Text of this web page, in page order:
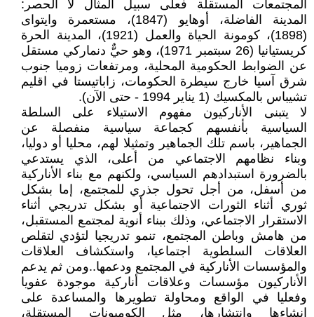
المجتمعات المستقلة فعلى سبيل المثال لا الحصر:
المدينة الفاضلة، أوهايو (1847)، مستعمرة وايتواى
(1898)، كومونة الحياة والعمل (1921)، المدينة الحرة
كريستيانيا (26 سبتمبر 1971)، وهو حيٌّ دنماركي مستقل
عن الضوابط الحكومية المحلية، ومرتفعات زوميا جنوب
شرق آسيا خارج سيطرة الحكومات، زاباتيستا في اقليم
تشيباس بالمكسيك (1 يناير 1994 - حتى الآن).
لا يتبنى الأناركيون مفهوم الاستيلاء على السلطة
السياسية بأنفسهم كجماعة سياسية منفصلة عن
الجماهير، باسم تلك الجماهير وتمثيلا لهم، محليا أو دوليا،
وبناء نظامهم الاجتماعي من أعلى، الذي يستدعي
بالضرورة استبدادهم السياسي، ولكنهم مع بناء الأناركية
من أسفل، من أجل تحول جذري للمجتمع، إما بشكل
ثوري أثناء الثورات الاجتماعية أو بشكل تدريجي أثناء
الاستقرار الاجتماعي، وذلك ببناء أنوية لمجتمع المستقبل،
من هامش وباطن المجتمع، تنمو تدريجيا لتؤدي لتقلص
العلاقات السلطوية اجتماعيا، واستكشاف العلاقات
والمؤسسات الأناركية في المجتمع ودعمها..ومن ثم يدعم
الأناركيون مؤسسات وعلاقات أناركية موجودة عفويا
وفعليا في الواقع ومحاولة تطويرها والمساعدة على
إنشاءها وانتشارها، مثل الكوميونات المستقلة،